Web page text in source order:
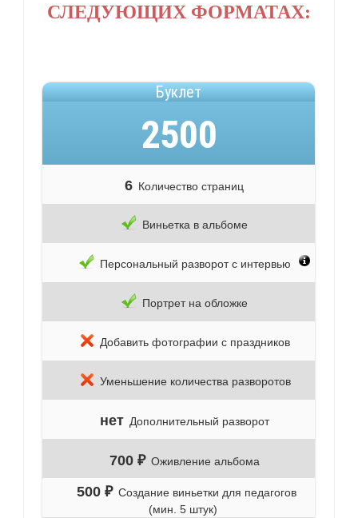
СЛЕДУЮЩИХ ФОРМАТАХ:
Буклет
2500
6 Количество страниц
Виньетка в альбоме
Персональный разворот с интервью
Портрет на обложке
Добавить фотографии с праздников
Уменьшение количества разворотов
нет Дополнительный разворот
700 ₽ Оживление альбома
500 ₽ Создание виньетки для педагогов
(мин. 5 штук)